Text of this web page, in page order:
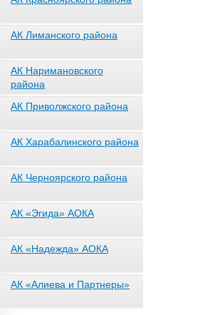
АК Лиманского района
АК Наримановского
района
АК Приволжского района
АК Харабалинского района
АК Черноярского района
АК «Эгида» АОКА
АК «Надежда» АОКА
АК «Алиева и Партнеры»